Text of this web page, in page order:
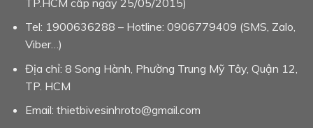
Tel: 1900636288 – Hotline: 0906779409 (SMS, Zalo,
Viber…)
Địa chỉ: 8 Song Hành, Phường Trung Mỹ Tây, Quận 12,
TP. HCM
Email: thietbivesinhroto@gmail.com